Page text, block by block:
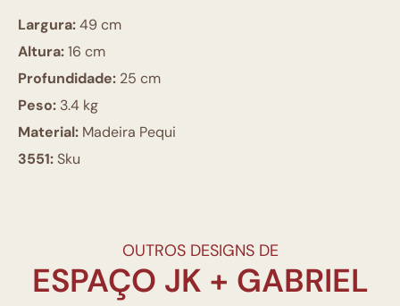
Largura:49 cm
Altura:16 cm
Profundidade: 25 cm
Peso: 3.4 kg
Material: Madeira Pequi
3551:Sku
OUTROS DESIGNS DE